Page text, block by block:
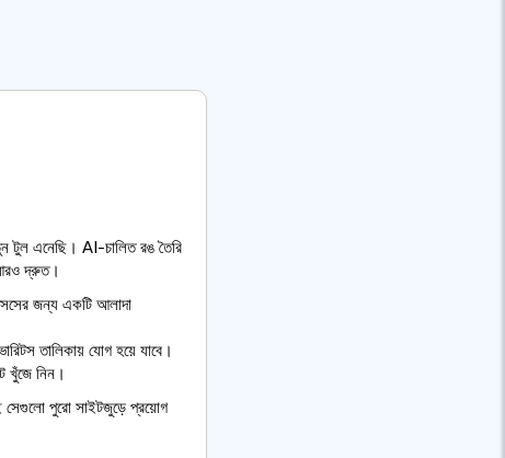
টুল এনেছি। AI-চালিত রঙ তৈরি
আরও দ্রুত।
জন্য একটি আলাদা
তালিকায় যোগ হয়ে যাবে।
খুঁজে নিন।
সেগুলো পুরো সাইটজুড়ে প্রয়োগ